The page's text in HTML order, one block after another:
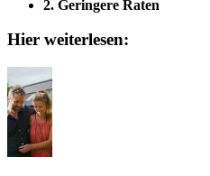
2. Geringere Raten
Hier weiterlesen: